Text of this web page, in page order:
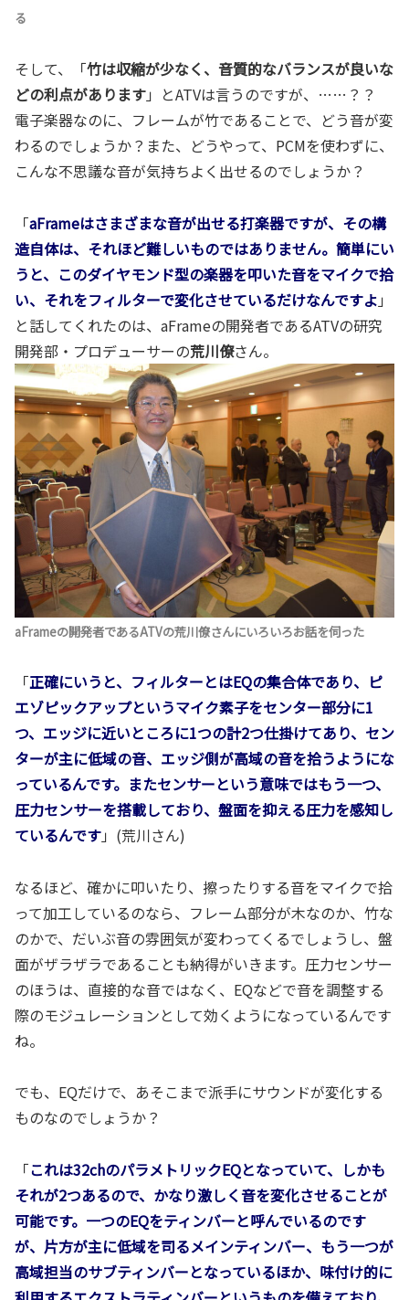
る
そして、「竹は収縮が少なく、音質的なバランスが良いな
どの利点があります」とATVは言うのですが、……？？
電子楽器なのに、フレームが竹であることで、どう音が変
わるのでしょうか？また、どうやって、PCMを使わずに、
こんな不思議な音が気持ちよく出せるのでしょうか？
「aFrameはさまざまな音が出せる打楽器ですが、その構
造自体は、それほど難しいものではありません。簡単にい
うと、このダイヤモンド型の楽器を叩いた音をマイクで拾
い、それをフィルターで変化させているだけなんですよ 」
と話してくれたのは、aFrameの開発者であるATVの研究
開発部・プロデューサーの荒川僚さん。
aFrameの開発者であるATVの荒川僚さんにいろいろお話を伺った
「正確にいうと、フィルターとはEQの集合体であり、ピ
エゾピックアップというマイク素子をセンター部分に1
つ、エッジに近いところに1つの計2つ仕掛けてあり、セン
ターが主に低域の音、エッジ側が高域の音を拾うようにな
っているんです。またセンサーという意味ではもう一つ、
圧力センサーを搭載しており、盤面を抑える圧力を感知し
ているんです」(荒川さん)
なるほど、確かに叩いたり、擦ったりする音をマイクで拾
って加工しているのなら、フレーム部分が木なのか、竹な
のかで、だいぶ音の雰囲気が変わってくるでしょうし、盤
面がザラザラであることも納得がいきます。圧力センサー
のほうは、直接的な音ではなく、EQなどで音を調整する
際のモジュレーションとして効くようになっているんです
ね。
でも、EQだけで、あそこまで派手にサウンドが変化する
ものなのでしょうか？
「これは32chのパラメトリックEQとなっていて、しかも
それが2つあるので、かなり激しく音を変化させることが
可能です。一つのEQをティンバーと呼んでいるのです
が、片方が主に低域を司るメインティンバー、もう一つが
高域担当のサブティンバーとなっているほか、味付け的に